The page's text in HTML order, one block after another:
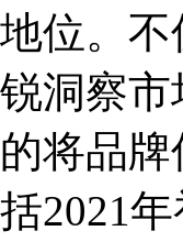
位。
洞察
将品
2021